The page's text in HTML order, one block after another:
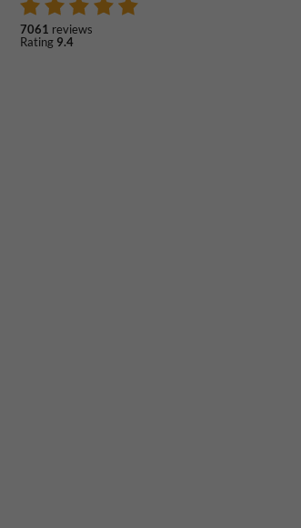
7061 reviews
Rating 9.4